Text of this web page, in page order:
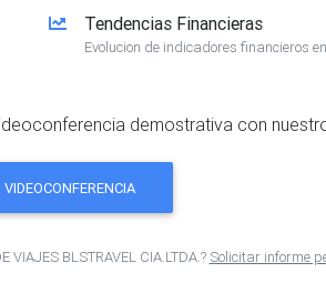
Tendencias Financieras
Evolucion de indicadores financieros
demostrativa con
BLSTRAVEL CIA.LTDA.? Solicitar informe